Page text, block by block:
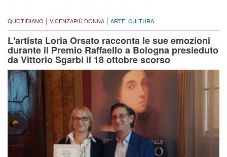
QUOTIDIANO | VICENZAPIÙ DONNA | ARTE CULTURA
L'artista Loria Orsato racconta le sue emozioni
durante il Premio Raffaello a Bologna presieduto
da Vittorio Sgarbi il 18 ottobre scorso